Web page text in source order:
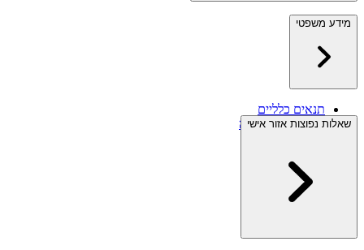
מידע משפטי
תנאים כלליים
תנאי ביטול עסקה
שאלות נפוצות אזור אישי